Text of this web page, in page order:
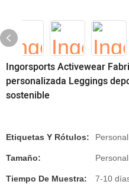
Ingorsports Activewear
personalizada Leggings
sostenible
Etiquetas Y Rótulos:
Tamaño:
Tiempo De Muestra: 7-10